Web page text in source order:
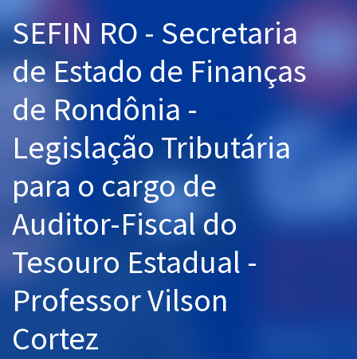
Cursos 20% OFF
Pós
Graduação
OAB
Questões grátis
Aprovados
SEFIN RO - Secretaria
de Estado de Finanças
de Rondônia -
Legislação Tributária
para o cargo de
Auditor-Fiscal do
Tesouro Estadual -
Professor Vilson
Cortez